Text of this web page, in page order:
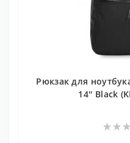
Рюкзак для
14'' Black